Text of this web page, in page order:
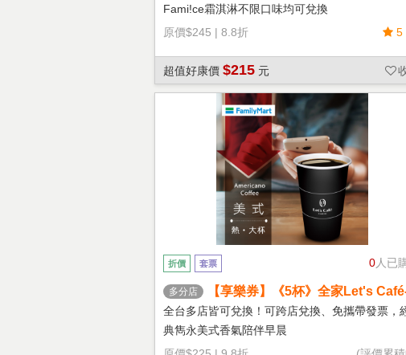
Fami!ce霜淇淋不限口味均可兌換
原價$245 | 8.8折 5
超值好康價 $215 元
0人已
折價 套票
多分店
【享樂券】《5杯》全家Let's
熱美式(大杯)
全台多店皆可兌換！可跨店兌換、免攜帶發票，
典雋永美式香氣陪伴早晨